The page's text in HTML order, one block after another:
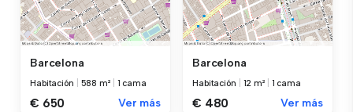
Barcelona
Habitación 588 m² 1 cama
€ 650 Ver más
Barcelona
Habitación 12 m² 1 cama
€ 480 Ver más